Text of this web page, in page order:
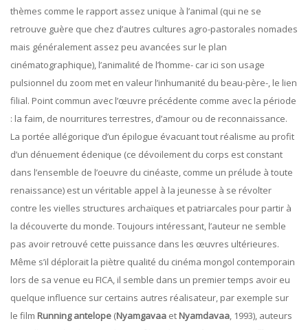
thèmes comme le rapport assez unique à l’animal (qui ne se
retrouve guère que chez d’autres cultures agro-pastorales nomades
mais généralement assez peu avancées sur le plan
cinématographique), l’animalité de l’homme- car ici son usage
pulsionnel du zoom met en valeur l’inhumanité du beau-père-, le lien
filial. Point commun avec l’œuvre précédente comme avec la période
: la faim, de nourritures terrestres, d’amour ou de reconnaissance.
La portée allégorique d’un épilogue évacuant tout réalisme au profit
d’un dénuement édenique (ce dévoilement du corps est constant
dans l’ensemble de l’oeuvre du cinéaste, comme un prélude à toute
renaissance) est un véritable appel à la jeunesse à se révolter
contre les vielles structures archaïques et patriarcales pour partir à
la découverte du monde. Toujours intéressant, l’auteur ne semble
pas avoir retrouvé cette puissance dans les œuvres ultérieures.
Même s’il déplorait la piètre qualité du cinéma mongol contemporain
lors de sa venue eu FICA, il semble dans un premier temps avoir eu
quelque influence sur certains autres réalisateur, par exemple sur
le film Running antelope (Nyamgavaa et Nyamdavaa, 1993), auteurs